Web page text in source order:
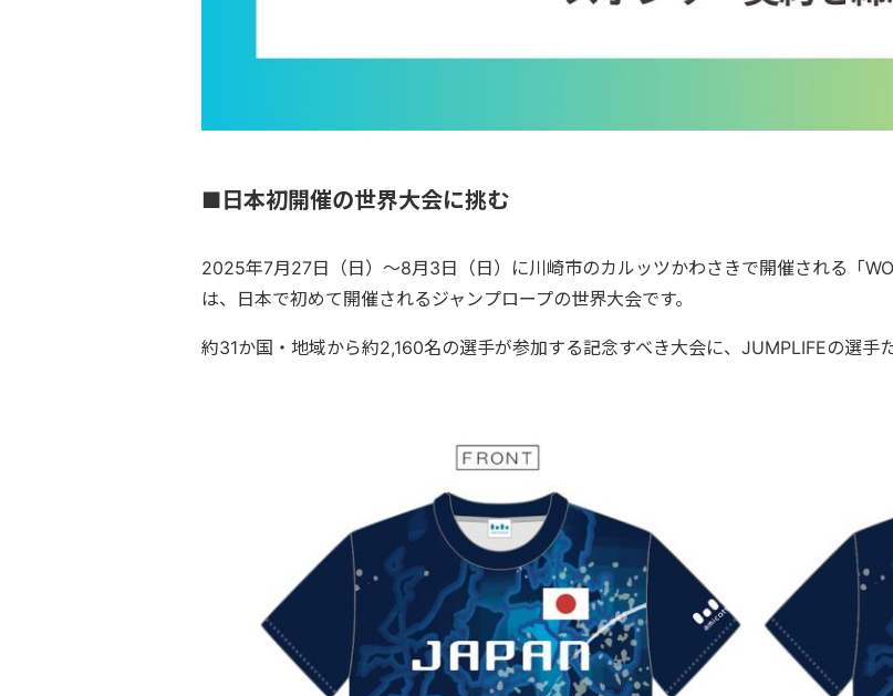
■日本初開催の世界大会に挑む
2025年7月27日（日）〜8月3日（日）に川崎市のカルッツかわさきで開催される「
は、日本で初めて開催されるジャンプロープの世界大会です。
約31か国・地域から約2,160名の選手が参加する記念すべき大会に、JUMPLIFEの選手